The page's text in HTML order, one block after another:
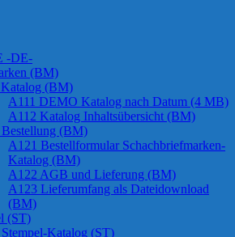
-DE-
(BM)
(BM)
A111 DEMO Katalog nach Datum (4 MB)
A112 Katalog Inhaltsübersicht (BM)
(BM)
A121 Bestellformular Schachbriefmarken-
Katalog (BM)
A122 AGB und Lieferung (BM)
A123 Lieferumfang als Dateidownload
(BM)
(ST)
Katalog (ST)